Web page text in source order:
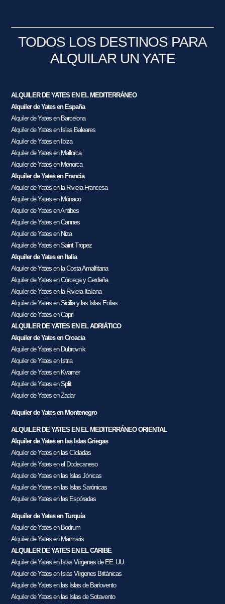
TODOS LOS DESTINOS PARA
ALQUILAR UN YATE
ALQUILER DE YATES EN EL MEDITERRÁNEO
Alquiler de Yates en España
Alquiler de Yates en Barcelona
Alquiler de Yates en Islas Baleares
Alquiler de Yates en Ibiza
Alquiler de Yates en Mallorca
Alquiler de Yates en Menorca
Alquiler de Yates en Francia
Alquiler de Yates en la Riviera Francesa
Alquiler de Yates en Mónaco
Alquiler de Yates en Antibes
Alquiler de Yates en Cannes
Alquiler de Yates en Niza
Alquiler de Yates en Saint Tropez
Alquiler de Yates en Italia
Alquiler de Yates en la Costa Amalfitana
Alquiler de Yates en Córcega y Cerdeña
Alquiler de Yates en la Riviera Italiana
Alquiler de Yates en Sicilia y las Islas Eolias
Alquiler de Yates en Capri
ALQUILER DE YATES EN EL ADRIÁTICO
Alquiler de Yates en Croacia
Alquiler de Yates en Dubrovnik
Alquiler de Yates en Istria
Alquiler de Yates en Kvarner
Alquiler de Yates en Split
Alquiler de Yates en Zadar
Alquiler de Yates en Montenegro
ALQUILER DE YATES EN EL MEDITERRÁNEO ORIENTAL
Alquiler de Yates en las Islas Griegas
Alquiler de Yates en las Cícladas
Alquiler de Yates en el Dodecaneso
Alquiler de Yates en las Islas Jónicas
Alquiler de Yates en las Islas Sarónicas
Alquiler de Yates en las Espóradas
Alquiler de Yates en Turquía
Alquiler de Yates en Bodrum
Alquiler de Yates en Marmaris
ALQUILER DE YATES EN EL CARIBE
Alquiler de Yates en Islas Vírgenes de EE. UU.
Alquiler de Yates en Islas Vírgenes Británicas
Alquiler de Yates en las Islas de Barlovento
Alquiler de Yates en las Islas de Sotavento